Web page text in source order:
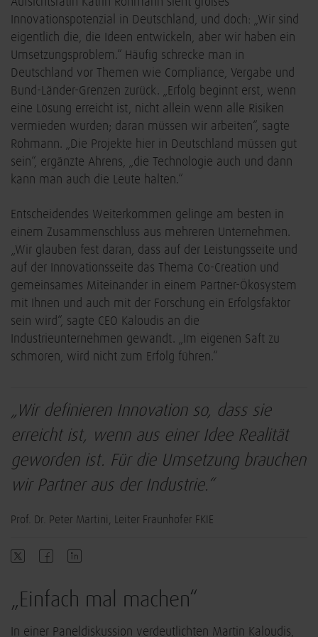
Innovationspotenzial in Deutschland, und doch: „Wir sind
eigentlich die, die Ideen entwickeln, aber wir haben ein
Umsetzungsproblem.“ Häufig schrecke man in
Deutschland vor Themen wie Compliance, Vergabe und
Bund-Länder-Grenzen zurück. „Erfolg beginnt erst, wenn
eine Lösung erreicht ist, nicht allein wenn alle Risiken
vermieden wurden; daran müssen wir arbeiten“, sagte
Rohmann. „Die Projekte hier in Deutschland müssen gut
sein“, ergänzte Ahrens, „die Technologie auch und dann
kann man auch die Leute halten.“
Entscheidendes Weiterkommen gelinge am besten in
einem Zusammenschluss aus mehreren Unternehmen.
„Wir glauben fest daran, dass auf der Leistungsseite und
auf der Innovationsseite das Thema Co-Creation und
gemeinsames Miteinander in einem Partner-Ökosystem
mit Ihnen und auch mit der Forschung ein Erfolgsfaktor
sein wird“, sagte CEO Kaloudis an die
Industrieunternehmen gewandt. „Im eigenen Saft zu
schmoren, wird nicht zum Erfolg führen.“
„Wir definieren Innovation so, dass sie
erreicht ist, wenn aus einer Idee Realität
geworden ist. Für die Umsetzung brauchen
wir Partner aus der Industrie.“
Prof. Dr. Peter Martini, Leiter Fraunhofer FKIE
„Einfach mal machen“
In einer Paneldiskussion verdeutlichten Martin Kaloudis,